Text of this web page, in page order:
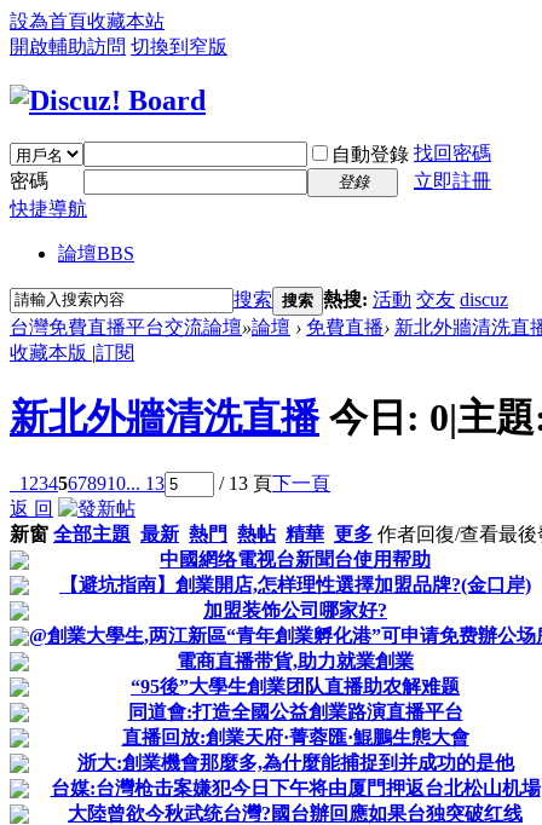
設為首頁收藏本站
開啟輔助訪問 切換到窄版
自動登錄 找回密碼
密碼
登錄
立即註冊
快捷導航
論壇BBS
搜索 搜索 熱搜: 活動 交友 discuz
台灣免費直播平台交流論壇»論壇 › 免費直播› 新北外牆清洗直
收藏本版 |訂閱
新北外牆清洗直播 今日: 0|主
1 2345678910... 13 / 13 頁下一頁
返 回
新窗 全部主題 最新 熱門 熱帖 精華 更多 作者回復/查看最後
中國網络電视台新聞台使用帮助
【避坑指南】創業開店,怎样理性選擇加盟品牌?(金口岸)
加盟装饰公司哪家好?
@創業大學生,两江新區“青年創業孵化港”可申请免费辦公场
電商直播带貨,助力就業創業
“95後”大學生創業团队直播助农解难题
同道會:打造全國公益創業路演直播平台
直播回放:創業天府·菁蓉匯·鯤鵬生態大會
浙大:創業機會那麼多,為什麼能捕捉到并成功的是他
台媒:台灣枪击案嫌犯今日下午将由厦門押返台北松山机場
大陸曾欲今秋武统台灣?國台辦回應如果台独突破红线